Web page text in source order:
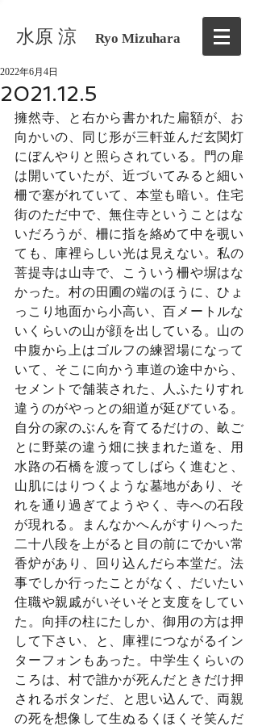
水原 涼 Ryo Mizuhara
2021.12.5
2022年6月4日
擁然寺、と右から書かれた扁額が、お
向かいの、同じ形が三軒並んだ玄関灯
にぼんやりと照らされている。門の扉
は開いていたが、近づいてみると細い
柵で塞がれていて、本堂も暗い。住宅
街のただ中で、無住寺ということはな
いだろうが、柵に指を絡めて中を覗い
ても、庫裡らしい光は見えない。私の
菩提寺は山寺で、こういう柵や塀はな
かった。村の田圃の端のほうに、ひょ
っこり地面から小高い、百メートルな
いくらいの山が顔を出している。山の
中腹から上はゴルフの練習場になって
いて、そこに向かう車道の途中から、
セメントで舗装された、人ふたりすれ
違うのがやっとの細道が延びている。
自分の家のぶんを育てるだけの、畝ご
とに野菜の違う畑に挟まれた道を、用
水路の石橋を渡ってしばらく進むと、
山肌にはりつくような墓地があり、そ
れを通り過ぎてようやく、寺への石段
が現れる。まんなかへんがすりへった
二十八段を上がると目の前にでかい常
香炉があり、回り込んだら本堂だ。法
事でしか行ったことがなく、だいたい
住職や親戚がいそいそと支度をしてい
た。向拝の柱にたしか、御用の方は押
して下さい、と、庫裡につながるイン
ターフォンもあった。中学生くらいの
ころは、村で誰かが死んだときだけ押
されるボタンだ、と思い込んで、両親
の死を想像して生ぬるくほくそ笑んだ